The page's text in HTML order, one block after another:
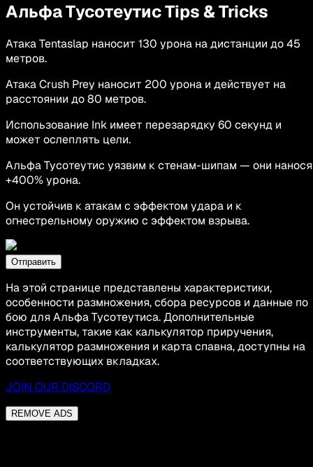
Альфа Тусотеутис Tips & Tricks
Атака Tentaslap наносит 130 урона на дистанции до 45
метров.
Атака Crush Prey наносит 200 урона и действует на
расстоянии до 80 метров.
Использование Ink имеет перезарядку 60 секунд и
может ослеплять цели.
Альфа Тусотеутис уязвим к стенам-шипам — они
+400% урона.
Он устойчив к атакам с эффектом удара и к
огнестрельному оружию с эффектом взрыва.
Отправить
На этой странице представлены характеристики,
особенности размножения, сбора ресурсов и данные по
бою для Альфа Тусотеутиса. Дополнительные
инструменты, такие как калькулятор приручения,
калькулятор размножения и карта спавна, доступны на
соответствующих вкладках.
JOIN OUR DISCORD
REMOVE ADS